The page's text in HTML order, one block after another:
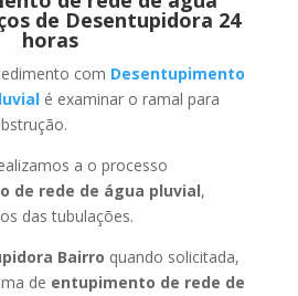
de Desentupidora 24
horas
com Desentupimento
é examinar o ramal para
a o processo
de rede de água pluvial,
das tubulações.
Bairro quando solicitada,
de entupimento de rede de